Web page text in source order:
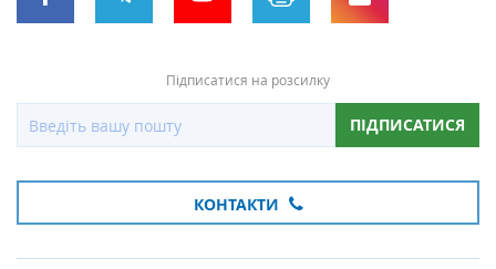
Підписатися на розсилку
ПІДПИСАТИСЯ
КОНТАКТИ